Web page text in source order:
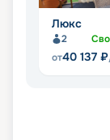
Люкс
2
от40 137 ₽